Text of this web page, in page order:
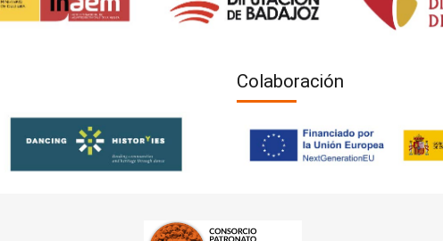
Colaboración